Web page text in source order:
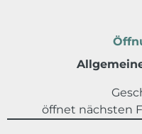
Klicken, um weitere
öffnet nächsten